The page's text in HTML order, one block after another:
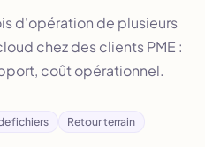
d'opération de plusieurs
chez des clients PME :
coût opérationnel.
fichiers Retour terrain